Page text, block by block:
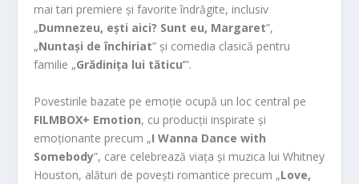
mai tari premiere și favorite îndrăgite, inclusiv
„Dumnezeu, ești aici? Sunt eu, Margaret”,
„Nuntași de închiriat” și comedia clasică pentru
familie „Grădinița lui tăticu’”.
Povestirile bazate pe emoție ocupă un loc central pe
FILMBOX+ Emotion, cu producții inspirate și
emoționante precum „I Wanna Dance with
Somebody”, care celebrează viața și muzica lui Whitney
Houston, alături de povești romantice precum „Love,